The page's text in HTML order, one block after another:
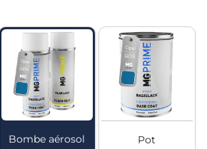
Bombe aérosol Pot